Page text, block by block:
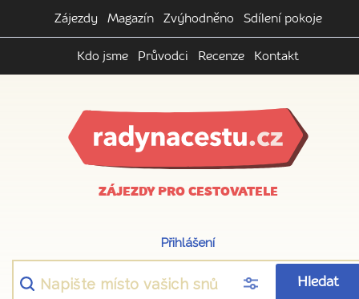
Zájezdy Magazín Zvýhodněno Sdílení pokoje
Kdo jsme Průvodci Recenze Kontakt
ZÁJEZDY PRO CESTOVATELE
Přihlášení
Hledat